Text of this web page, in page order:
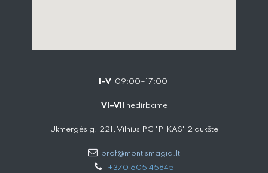
I–V 09:00–17:00
VI–VII nedirbame
Ukmergės g. 221, Vilnius PC "PIKAS" 2 aukšte
prof@montismagia.lt
+370 605 4584​5